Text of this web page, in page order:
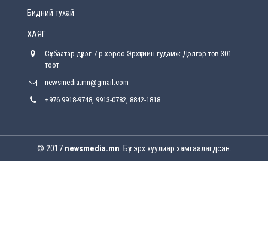
хүрсэн өгөөжөөрөө ажлаа үнэлж, хэрэгжилтээ
Улсын онцгой комисс өвөлжилтийн бэлтгэл,
Баян-Өлгийн дараагийн засаг “ноён”-ы
Бидний тухай
ХАЯГ
Сүхбаатар дүүрэг 7-р хороо Эрхүүгийн гудамж Дэлгэр төв 301
тоот
newsmedia.mn@gmail.com
+976 9918-9748, 9913-0782, 8842-1818
© 2017 newsmedia.mn . Бүх эрх хуулиар хамгаалагдсан.